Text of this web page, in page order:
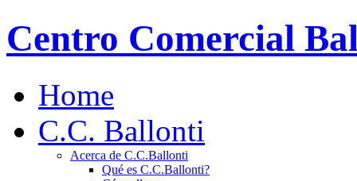
Centro Comercial
Home
C.C. Ballonti
Acerca de C.C.Ballonti
Qué es C.C.Ballonti?